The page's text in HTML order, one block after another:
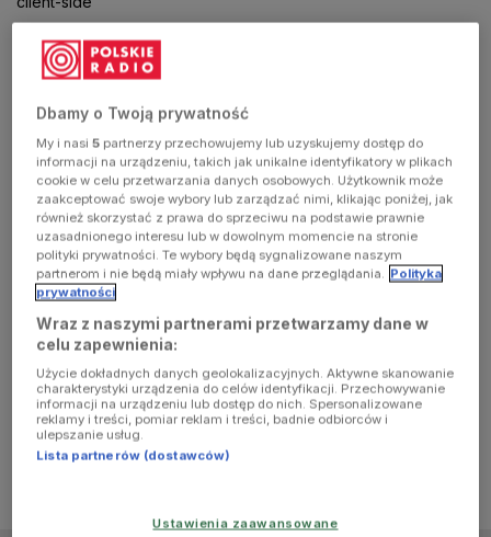
exception
has
occurred
(see the
browser
console for
more
information)
Dbamy o Twoją prywatność
My i nasi5 partnerzy przechowujemy lub uzyskujemy dostęp do
informacji na urządzeniu, takich jak unikalne identyfikatory w plikach
cookie w celu przetwarzania danych osobowych. Użytkownik może
zaakceptować swoje wybory lub zarządzać nimi, klikając poniżej, jak
również skorzystać z prawa do sprzeciwu na podstawie prawnie
uzasadnionego interesu lub w dowolnym momencie na stronie
polityki prywatności. Te wybory będą sygnalizowane naszym
partnerom i nie będą miały wpływu na dane przeglądania. Polityka
prywatności
Wraz z naszymi partnerami przetwarzamy dane w
celu zapewnienia:
Użycie dokładnych danych geolokalizacyjnych. Aktywne skanowanie
charakterystyki urządzenia do celów identyfikacji. Przechowywanie
informacji na urządzeniu lub dostęp do nich. Spersonalizowane
reklamy i treści, pomiar reklam i treści, badnie odbiorców i
ulepszanie usług.
Lista partnerów (dostawców)
Ustawienia zaawansowane